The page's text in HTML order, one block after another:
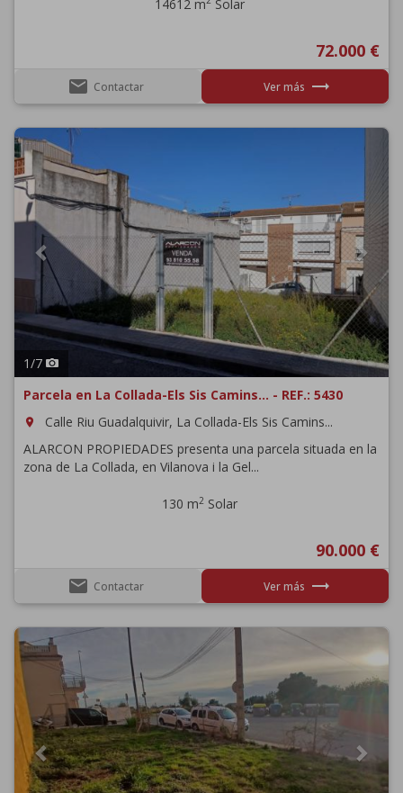
14612 m Solar
72.000 €
email Contactar Ver más trending_flat
Previous Next
1/7
Parcela en La Collada-Els Sis Camins... - REF.: 5430
room
Calle Riu Guadalquivir, La Collada-Els Sis Camins...
ALARCON PROPIEDADES presenta una parcela situada en la
zona de La Collada, en Vilanova i la Gel...
130 m2 Solar
90.000 €
email Contactar Ver más trending_flat
Previous Next